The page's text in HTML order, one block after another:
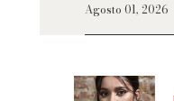
Agosto 01, 2026